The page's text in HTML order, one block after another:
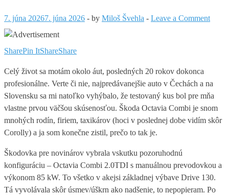
7. júna 20267. júna 2026 - by Miloš Švehla - Leave a Comment
SharePin ItShareShare
Celý život sa motám okolo áut, posledných 20 rokov dokonca
profesionálne. Verte či nie, najpredávanejšie auto v Čechách a na
Slovensku sa mi natoľko vyhýbalo, že testovaný kus bol pre mňa
vlastne prvou väčšou skúsenosťou. Škoda Octavia Combi je snom
mnohých rodín, firiem, taxikárov (hoci v poslednej dobe vidím skôr
Corolly) a ja som konečne zistil, prečo to tak je.
Škodovka pre novinárov vybrala vskutku pozoruhodnú
konfiguráciu – Octavia Combi 2.0TDI s manuálnou prevodovkou a
výkonom 85 kW. To všetko v akejsi základnej výbave Drive 130.
Tá vyvolávala skôr úsmev/úškrn ako nadšenie, to nepopieram. Po